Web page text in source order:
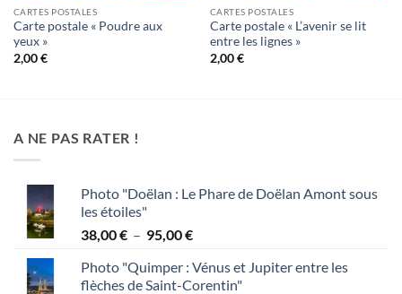
CARTES POSTALES
Carte postale « Poudre aux
yeux »
2,00€
CARTES POSTALES
Carte postale « L’avenir se lit
entre les lignes »
2,00€
A NE PAS RATER !
Photo "Doëlan : Le Phare de Doëlan Amont sous
les étoiles"
38,00€ – 95,00€Plage
prix :
38,00 €
Photo "Quimper : Vénus et Jupiter entre les
flèches de Saint-Corentin"